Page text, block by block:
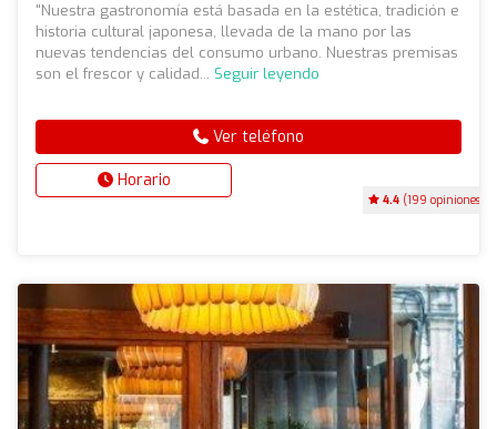
4.4 (199 opiniones)
"Nuestra gastronomía está basada en la estética, tradición e
historia cultural japonesa, llevada de la mano por las
nuevas tendencias del consumo urbano. Nuestras premisas
son el frescor y calidad... Seguir leyendo
Ver teléfono
Horario